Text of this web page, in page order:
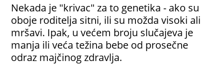
Nekada je "krivac" za to genetika - ako su
oboje roditelja sitni, ili su možda visoki ali
mršavi. Ipak, u većem broju slučajeva je
manja ili veća težina bebe od prosečne
odraz majčinog zdravlja.